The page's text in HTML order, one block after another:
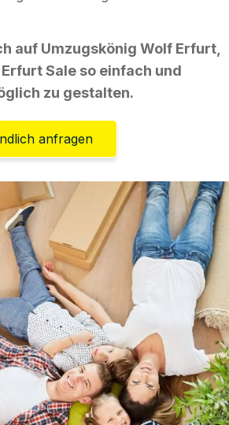
auf Umzugskönig Wolf Erfurt,
Sale so einfach und
zu gestalten.
anfragen